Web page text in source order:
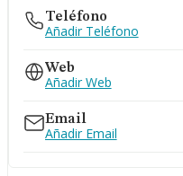
Teléfono
Añadir Teléfono
Web
Añadir Web
Email
Añadir Email